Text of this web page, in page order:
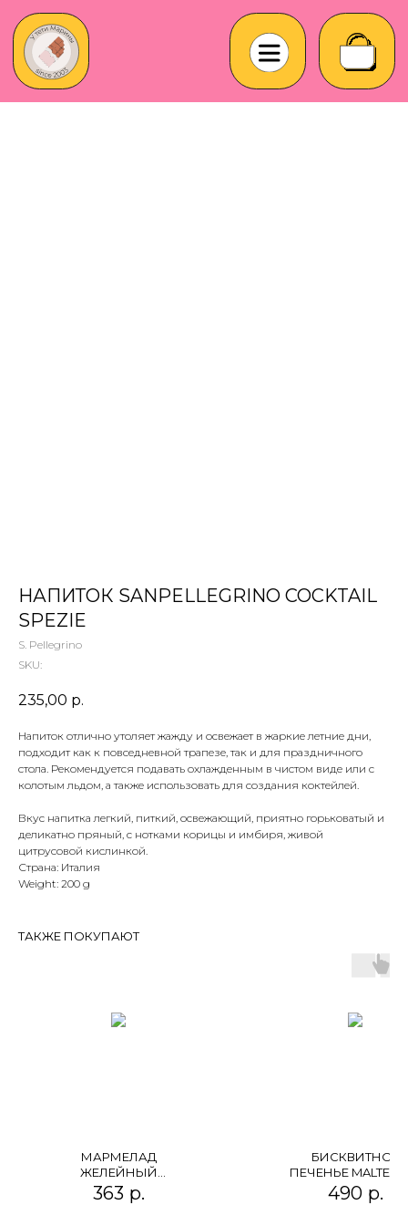
НАПИТОК SANPELLEGRINO COCKTAIL
SPEZIE
S. Pellegrino
SKU:
235,00 р.
Напиток отлично утоляет жажду и освежает в жаркие летние дни,
подходит как к повседневной трапезе, так и для праздничного
стола. Рекомендуется подавать охлажденным в чистом виде или с
колотым льдом, а также использовать для создания коктейлей.
Вкус напитка легкий, питкий, освежающий, приятно горьковатый и
деликатно пряный, с нотками корицы и имбиря, живой
цитрусовой кислинкой.
Страна: Италия
Weight: 200 g
ТАКЖЕ ПОКУПАЮТ
МАРМЕЛАД
ЖЕЛЕЙНЫЙ
"МАЛИНОВОЕ
ПЛАМЯ" (МАЛИНА И
363 р.
БИСКВИТНОЕ
ПЕЧЕНЬЕ
BISCUITS
490 р.